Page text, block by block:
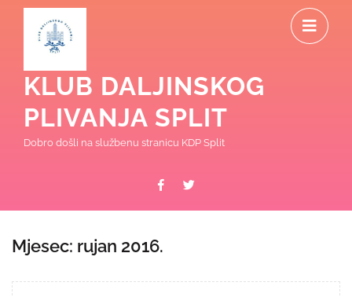
content
KLUB DALJINSKOG
PLIVANJA SPLIT
Dobro došli na službenu stranicu KDP Split
Facebook
Mjesec: rujan 2016.